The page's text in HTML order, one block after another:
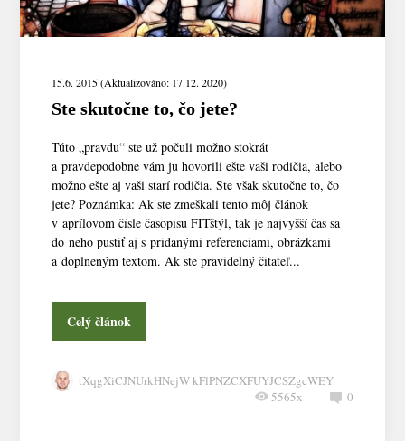
15.6. 2015 (Aktualizováno: 17.12. 2020)
Ste skutočne to, čo jete?
Túto „pravdu“ ste už počuli možno stokrát
a pravdepodobne vám ju hovorili ešte vaši rodičia, alebo
možno ešte aj vaši starí rodičia. Ste však skutočne to, čo
jete? Poznámka: Ak ste zmeškali tento môj článok
v aprílovom čísle časopisu FITštýl, tak je najvyšší čas sa
do neho pustiť aj s pridanými referenciami, obrázkami
a doplneným textom. Ak ste pravidelný čitateľ...
Celý článok
tXqgXiCJNUrkHNejW kFlPNZCXFUYJCSZgcWEY
0
5565x